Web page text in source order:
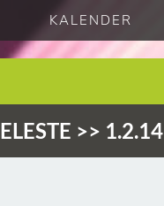
KALENDER
>> 1.2.14